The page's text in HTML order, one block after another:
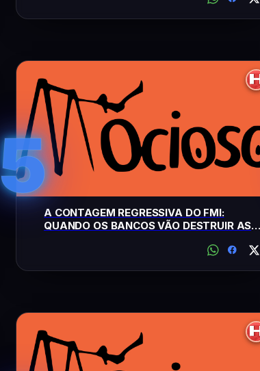
5
A CONTAGEM REGRESSIVA DO FMI:
QUANDO OS BANCOS VÃO DESTRUIR AS